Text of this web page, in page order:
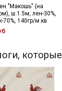
"Макошь" (на
ш.1.5м, лен-30%,
70%, 140гр/м.кв